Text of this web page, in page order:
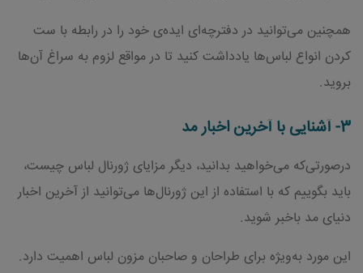
همچنین می‌توانید در دفترچه‌ای ایده‌ی خود را در رابطه با ست
کردن انواع لباس‌ها یادداشت کنید تا در مواقع لزوم به سراغ آن‌ها
بروید.
3- آشنایی با آخرین اخبار مد
درصورتی‌که می‌خواهید بدانید، دیگر مزایای ژورنال لباس چیست،
باید بگوییم که با استفاده از این ژورنال‌ها می‌توانید از آخرین اخبار
دنیای مد باخبر شوید.
این مورد به‌ویژه برای طراحان و صاحبان مزون لباس اهمیت دارد.